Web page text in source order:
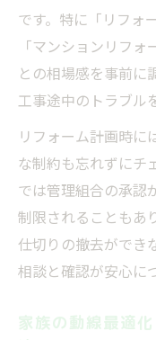
です。特に「リフォ
「マンションリフ
との相場感を事前に
工事途中のトラブル
リフォーム計画時に
な制約も忘れずにチ
では管理組合の承認
制限されることもあ
仕切りの撤去ができ
相談と確認が安心に
家族の動線最適